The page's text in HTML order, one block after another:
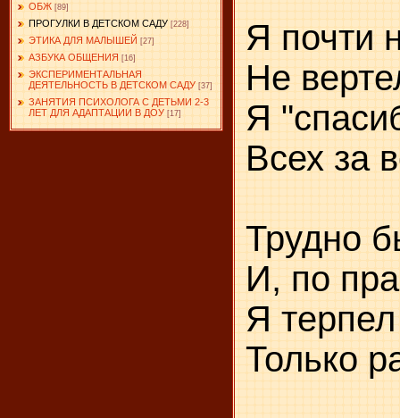
ОБЖ [89]
ПРОГУЛКИ В ДЕТСКОМ САДУ [228]
ЭТИКА ДЛЯ МАЛЫШЕЙ [27]
АЗБУКА ОБЩЕНИЯ [16]
ЭКСПЕРИМЕНТАЛЬНАЯ
ДЕЯТЕЛЬНОСТЬ В ДЕТСКОМ САДУ [37]
ЗАНЯТИЯ ПСИХОЛОГА С ДЕТЬМИ 2-3
ЛЕТ ДЛЯ АДАПТАЦИИ В ДОУ [17]
Я почти
Не
Я
Всех за
Трудно
И, по
Я
Только